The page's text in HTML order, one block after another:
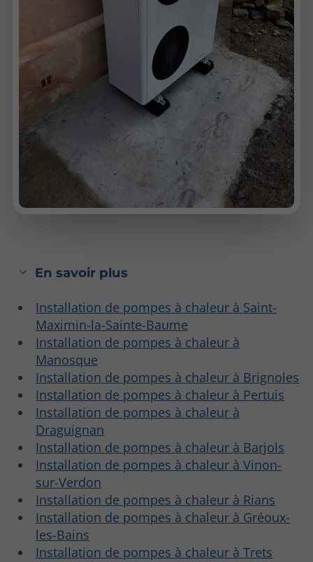
En savoir plus
Installation de pompes à chaleur à Saint-
Maximin-la-Sainte-Baume
Installation de pompes à chaleur à
Manosque
Installation de pompes à chaleur à Brignoles
Installation de pompes à chaleur à Pertuis
Installation de pompes à chaleur à
Draguignan
Installation de pompes à chaleur à Barjols
Installation de pompes à chaleur à Vinon-
sur-Verdon
Installation de pompes à chaleur à Rians
Installation de pompes à chaleur à Gréoux-
les-Bains
Installation de pompes à chaleur à Trets